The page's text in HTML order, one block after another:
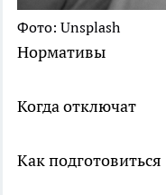
Фото: Unsplash
Нормативы
Когда отключат
Как подготовиться